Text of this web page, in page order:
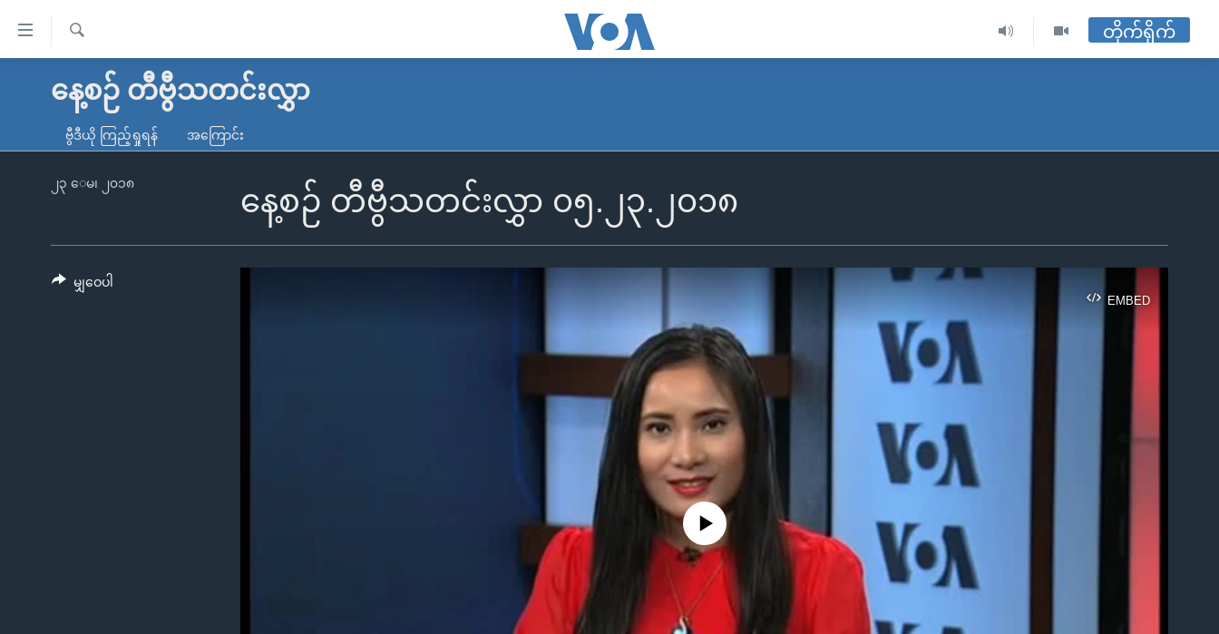
လွယ်ကူ
သည့်
မူလစာမျက်နှာ
ကမ္ဘာ့သတင်းများ
နိုင်ငံတကာ
တရုတ်
အစ္စရေး-ပါလက်စတိုင်း
ရပ်ဝန်းတခု လမ်းတခု အလွန်
အင်္ဂလိပ်စာလေ့လာမယ်
ရ
တိုက်ရိုက်
နေ့စဉ် တီဗွီသတင်းလွှာ
ဗွီဒီယို ကြည့်ရှုရန် အကြောင်း
နေ့စဉ် တီဗွီသတင်းလွှာ ၀၅.၂၃.၂၀၁၈
၂၃ ေမ၊ ၂၀၁၈
EMBED
No media source currently available
မျှဝေပါ